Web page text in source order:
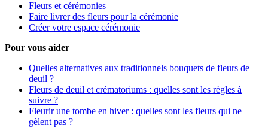
Fleurs et cérémonies
Faire livrer des fleurs pour la cérémonie
Créer votre espace cérémonie
Pour vous aider
Quelles alternatives aux traditionnels bouquets de fleurs de
deuil ?
Fleurs de deuil et crématoriums : quelles sont les règles à
suivre ?
Fleurir une tombe en hiver : quelles sont les fleurs qui ne
gèlent pas ?